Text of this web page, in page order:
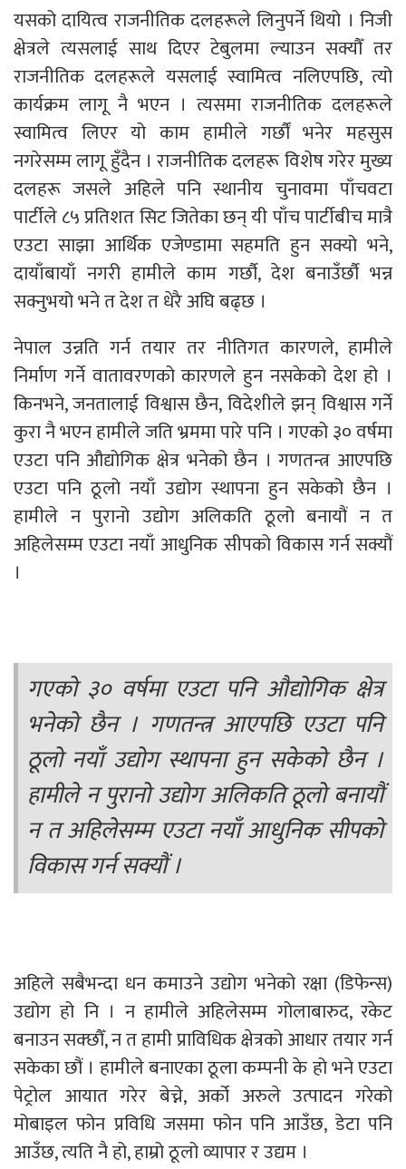
यसको दायित्व राजनीतिक दलहरूले लिनुपर्ने थियो । निजी
क्षेत्रले त्यसलाई साथ दिएर टेबुलमा ल्याउन सक्यौँ तर
राजनीतिक दलहरूले यसलाई स्वामित्व नलिएपछि, त्यो
कार्यक्रम लागू नै भएन । त्यसमा राजनीतिक दलहरूले
स्वामित्व लिएर यो काम हामीले गर्छौं भनेर महसुस
नगरेसम्म लागू हुँदैन । राजनीतिक दलहरू विशेष गरेर मुख्य
दलहरू जसले अहिले पनि स्थानीय चुनावमा पाँचवटा
पार्टीले ८५ प्रतिशत सिट जितेका छन् यी पाँच पार्टीबीच मात्रै
एउटा साझा आर्थिक एजेण्डामा सहमति हुन सक्यो भने,
दायाँबायाँ नगरी हामीले काम गर्छौ, देश बनाउँर्छौ भन्न
सक्नुभयो भने त देश त धेरै अघि बढ्छ ।
नेपाल उन्नति गर्न तयार तर नीतिगत कारणले, हामीले
निर्माण गर्ने वातावरणको कारणले हुन नसकेको देश हो ।
किनभने, जनतालाई विश्वास छैन, विदेशीले झन् विश्वास गर्ने
कुरा नै भएन हामीले जति भ्रममा पारे पनि । गएको ३० वर्षमा
एउटा पनि औद्योगिक क्षेत्र भनेको छैन । गणतन्त्र आएपछि
एउटा पनि ठूलो नयाँ उद्योग स्थापना हुन सकेको छैन ।
हामीले न पुरानो उद्योग अलिकति ठूलो बनायौं न त
अहिलेसम्म एउटा नयाँ आधुनिक सीपको विकास गर्न सक्यौं
।
गएको ३० वर्षमा एउटा पनि औद्योगिक क्षेत्र
भनेको छैन । गणतन्त्र आएपछि एउटा पनि
ठूलो नयाँ उद्योग स्थापना हुन सकेको छैन ।
हामीले न पुरानो उद्योग अलिकति ठूलो बनायौं
न त अहिलेसम्म एउटा नयाँ आधुनिक सीपको
विकास गर्न सक्यौं ।
अहिले सबैभन्दा धन कमाउने उद्योग भनेको रक्षा (डिफेन्स)
उद्योग हो नि । न हामीले अहिलेसम्म गोलाबारुद, रकेट
बनाउन सक्छौँ, न त हामी प्राविधिक क्षेत्रको आधार तयार गर्न
सकेका छौं । हामीले बनाएका ठूला कम्पनी के हो भने एउटा
पेट्रोल आयात गरेर बेच्ने, अर्को अरुले उत्पादन गरेको
मोबाइल फोन प्रविधि जसमा फोन पनि आउँछ, डेटा पनि
आउँछ, त्यति नै हो, हाम्रो ठूलो व्यापार र उद्यम ।